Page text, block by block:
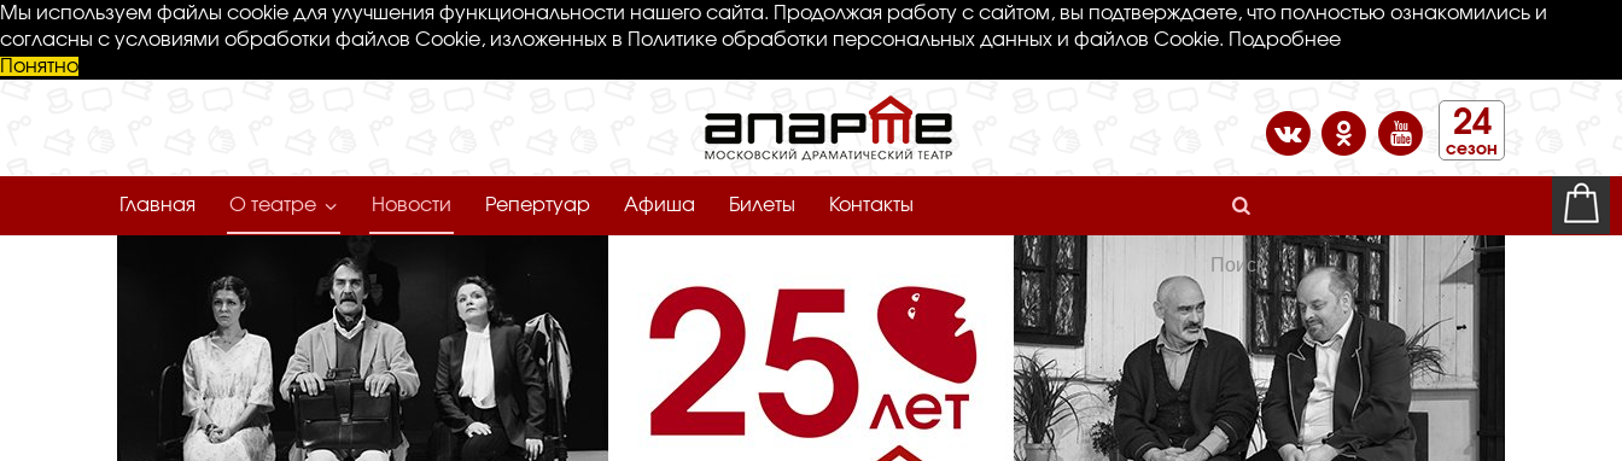
Мы используем файлы cookie для улучшения функциональности нашего сайта. Продолжая работу с сайтом, вы подтверждаете, что полностью ознакомились и
согласны с условиями обработки файлов Cookie, изложенных в Политике обработки персональных данных и файлов Cookie. Подробнее
Понятно
24
сезон
Главная О театре Новости Репертуар Афиша Билеты Контакты